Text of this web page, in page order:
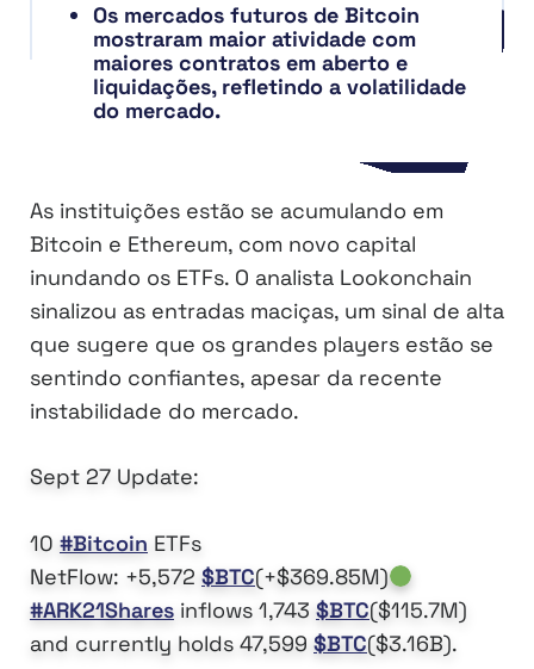
Os mercados futuros de Bitcoin
mostraram maior atividade com
maiores contratos em aberto e
liquidações, refletindo a volatilidade
do mercado.
As instituições estão se acumulando em
Bitcoin e Ethereum, com novo capital
inundando os ETFs. O analista Lookonchain
sinalizou as entradas maciças, um sinal de alta
que sugere que os grandes players estão se
sentindo confiantes, apesar da recente
instabilidade do mercado.
Sept 27 Update:
10 #Bitcoin ETFs
NetFlow: +5,572 $BTC(+$369.85M)
#ARK21Shares inflows 1,743 $BTC($115.7M)
and currently holds 47,599 $BTC($3.16B).